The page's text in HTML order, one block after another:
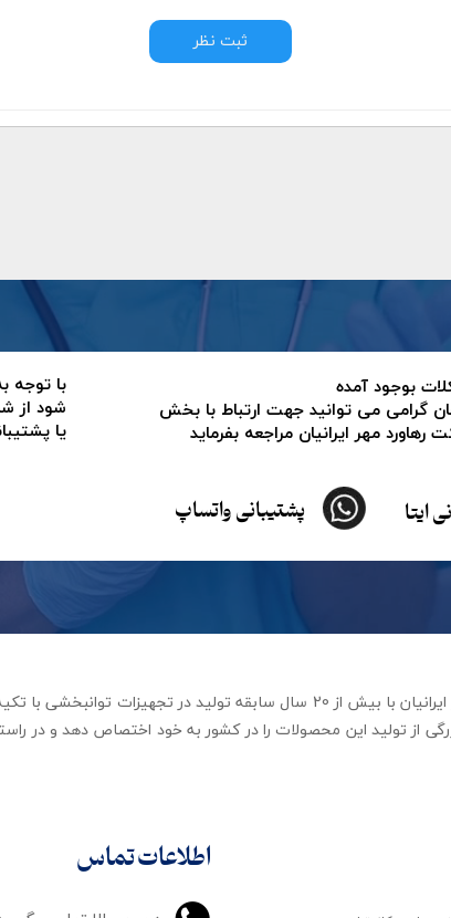
ثبت نظر
بوجود آمده
گرامی می توانید جهت ارتباط با بخش
مهر ایرانیان مراجعه بفرماید
ایتا پشتیبانی واتساپ
با توجه
شود از
یا
اطلاعات تماس
شرکت تجهیزات توانبخشی رهاورد مهر ایرانیان با بیش از 20 سال سابقه
از تولید این محصولات را در کشور به خود اختصاص دهد و در